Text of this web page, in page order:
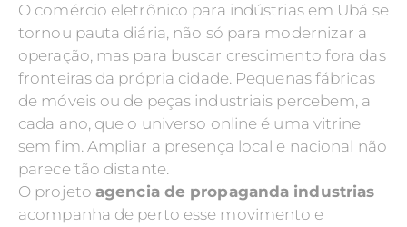
O comércio eletrônico para indústrias em Ubá se
tornou pauta diária, não só para modernizar a
operação, mas para buscar crescimento fora das
fronteiras da própria cidade. Pequenas fábricas
de móveis ou de peças industriais percebem, a
cada ano, que o universo online é uma vitrine
sem fim. Ampliar a presença local e nacional não
parece tão distante.
O projeto agencia de propaganda industrias
acompanha de perto esse movimento e